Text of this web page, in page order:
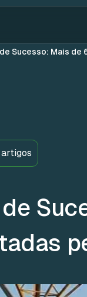
Sucesso: Mais
artigos